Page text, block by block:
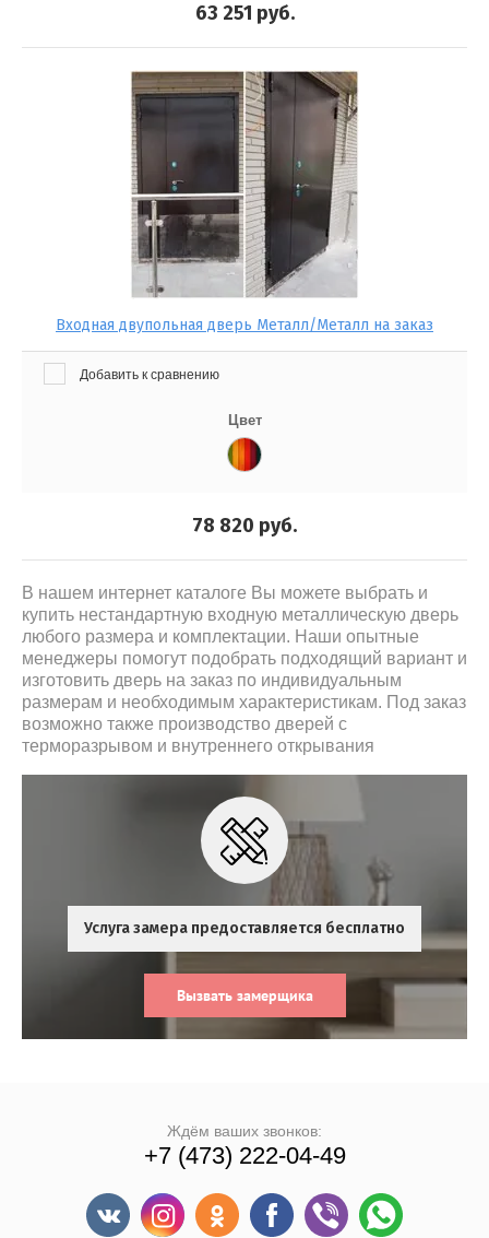
63 251 руб.
Входная двупольная дверь Металл/Металл на заказ
Добавить к сравнению
Цвет
78 820 руб.
В нашем интернет каталоге Вы можете выбрать и
купить нестандартную входную металлическую дверь
любого размера и комплектации. Наши опытные
менеджеры помогут подобрать подходящий вариант и
изготовить дверь на заказ по индивидуальным
размерам и необходимым характеристикам. Под заказ
возможно также производство дверей с
терморазрывом и внутреннего открывания
Услуга замера предоставляется бесплатно
Вызвать замерщика
Ждём ваших звонков:
+7 (473) 222-04-49